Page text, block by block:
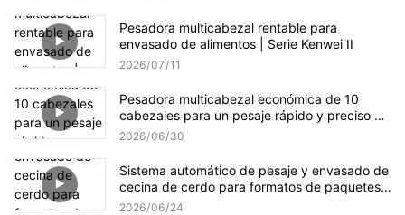
Pesadora multicabezal rentable para
envasado de alimentos | Serie Kenwei II
2026 07 11
Pesadora multicabezal económica de 10
cabezales para un pesaje rápido y preciso de
gránulos.
2026 06 30
Sistema automático de pesaje y envasado de
cecina de cerdo para formatos de paquetes
pequeños y a granel.
2026 06 24